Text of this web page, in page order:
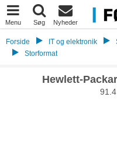
Menu Søg Nyheder
Forside IT og elektronik
Storformat
Hewlett-